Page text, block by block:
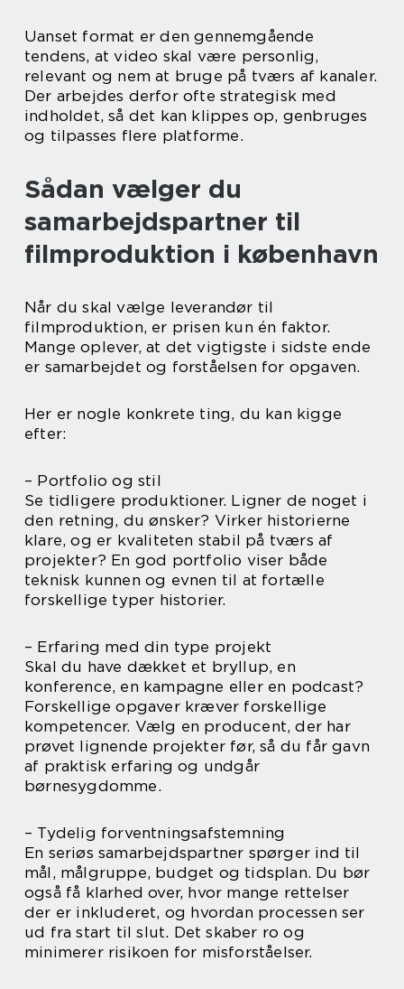
Uanset format er den gennemgående
tendens, at video skal være personlig,
relevant og nem at bruge på tværs af kanaler.
Der arbejdes derfor ofte strategisk med
indholdet, så det kan klippes op, genbruges
og tilpasses flere platforme.
Sådan vælger du
samarbejdspartner til
filmproduktion i københavn
Når du skal vælge leverandør til
filmproduktion, er prisen kun én faktor.
Mange oplever, at det vigtigste i sidste ende
er samarbejdet og forståelsen for opgaven.
Her er nogle konkrete ting, du kan kigge
efter:
– Portfolio og stil
Se tidligere produktioner. Ligner de noget i
den retning, du ønsker? Virker historierne
klare, og er kvaliteten stabil på tværs af
projekter? En god portfolio viser både
teknisk kunnen og evnen til at fortælle
forskellige typer historier.
– Erfaring med din type projekt
Skal du have dækket et bryllup, en
konference, en kampagne eller en podcast?
Forskellige opgaver kræver forskellige
kompetencer. Vælg en producent, der har
prøvet lignende projekter før, så du får gavn
af praktisk erfaring og undgår
børnesygdomme.
– Tydelig forventningsafstemning
En seriøs samarbejdspartner spørger ind til
mål, målgruppe, budget og tidsplan. Du bør
også få klarhed over, hvor mange rettelser
der er inkluderet, og hvordan processen ser
ud fra start til slut. Det skaber ro og
minimerer risikoen for misforståelser.